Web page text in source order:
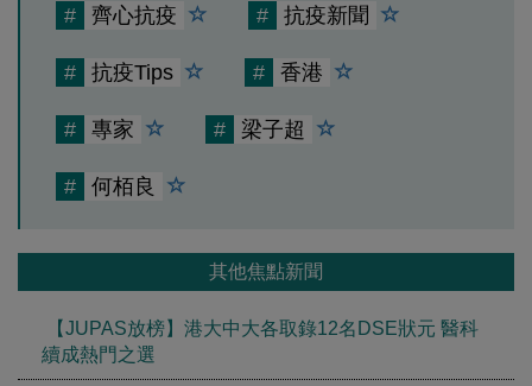
# 齊心抗疫 # 抗疫新聞
# 抗疫Tips # 香港
# 專家 # 梁子超
# 何栢良
其他焦點新聞
【JUPAS放榜】港大中大各取錄12名DSE狀元 醫科
續成熱門之選